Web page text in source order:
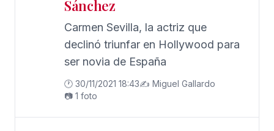
Sánchez
Carmen Sevilla, la actriz que
declinó triunfar en Hollywood para
ser novia de España
🕐 30/11/2021 18:43✍️ Miguel Gallardo
📷 1 foto